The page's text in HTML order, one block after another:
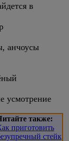
в
анчоусы
усмотрение
также:
приготовить
стейк